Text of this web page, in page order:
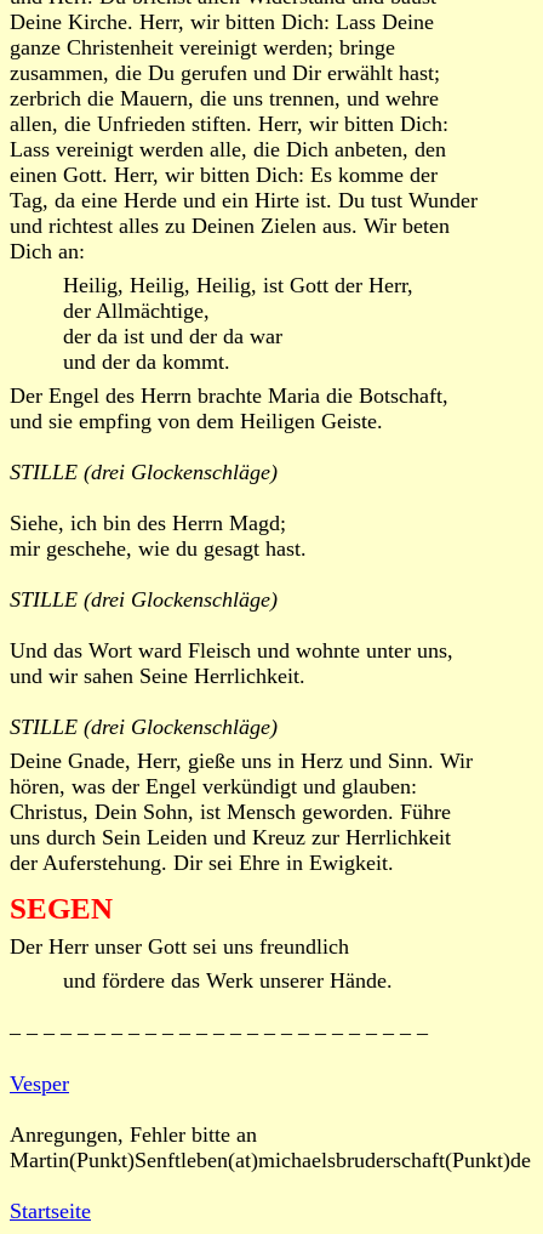
Deine Kirche. Herr, wir bitten Dich: Lass Deine
ganze Christenheit vereinigt werden; bringe
zusammen, die Du gerufen und Dir erwählt hast;
zerbrich die Mauern, die uns trennen, und wehre
allen, die Unfrieden stiften. Herr, wir bitten Dich:
Lass vereinigt werden alle, die Dich anbeten, den
einen Gott. Herr, wir bitten Dich: Es komme der
Tag, da eine Herde und ein Hirte ist. Du tust Wunder
und richtest alles zu Deinen Zielen aus. Wir beten
Dich an:
Heilig, Heilig, Heilig, ist Gott der Herr,
der Allmächtige,
der da ist und der da war
und der da kommt.
Der Engel des Herrn brachte Maria die Botschaft,
und sie empfing von dem Heiligen Geiste.
STILLE (drei Glockenschläge)
Siehe, ich bin des Herrn Magd;
mir geschehe, wie du gesagt hast.
STILLE (drei Glockenschläge)
Und das Wort ward Fleisch und wohnte unter uns,
und wir sahen Seine Herrlichkeit.
STILLE (drei Glockenschläge)
Deine Gnade, Herr, gieße uns in Herz und Sinn. Wir
hören, was der Engel verkündigt und glauben:
Christus, Dein Sohn, ist Mensch geworden. Führe
uns durch Sein Leiden und Kreuz zur Herrlichkeit
der Auferstehung. Dir sei Ehre in Ewigkeit.
SEGEN
Der Herr unser Gott sei uns freundlich
und fördere das Werk unserer Hände.
– – – – – – – – – – – – – – – – – – – – – – – – –
Vesper
Anregungen, Fehler bitte an
Martin(Punkt)Senftleben(at)michaelsbruderschaft(Punkt)de
Startseite